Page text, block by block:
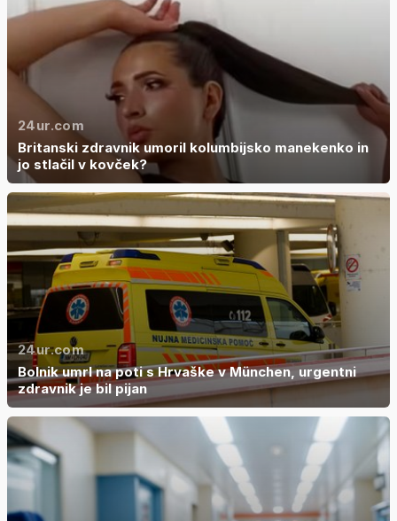
24ur.com
Britanski zdravnik umoril kolumbijsko manekenko in
jo stlačil v kovček?
24ur.com
Bolnik umrl na poti s Hrvaške v München, urgentni
zdravnik je bil pijan